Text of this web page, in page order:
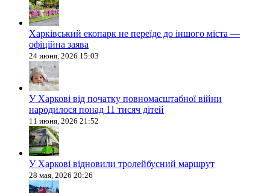
Харківський екопарк не переїде до іншого міста —
офіційна заява
24 июня, 2026 15:03
У Харкові від початку повномасштабної війни
народилося понад 11 тисяч дітей
11 июня, 2026 21:52
У Харкові відновили тролейбусний маршрут
28 мая, 2026 20:26